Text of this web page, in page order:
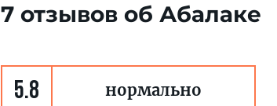
7 отзывов об Абалаке
5.8 нормально